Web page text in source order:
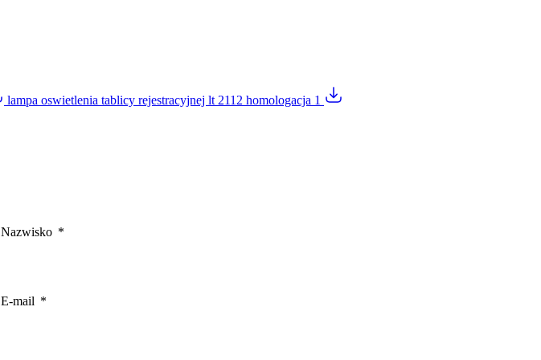
lampa oswietlenia tablicy rejestracyjnej lt 2112 homologacja 1
Nazwisko
E-mail